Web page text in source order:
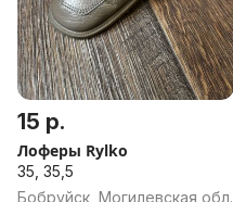
15 р.
Лоферы Rylko
35, 35,5
Бобруйск, Могилевская обл.